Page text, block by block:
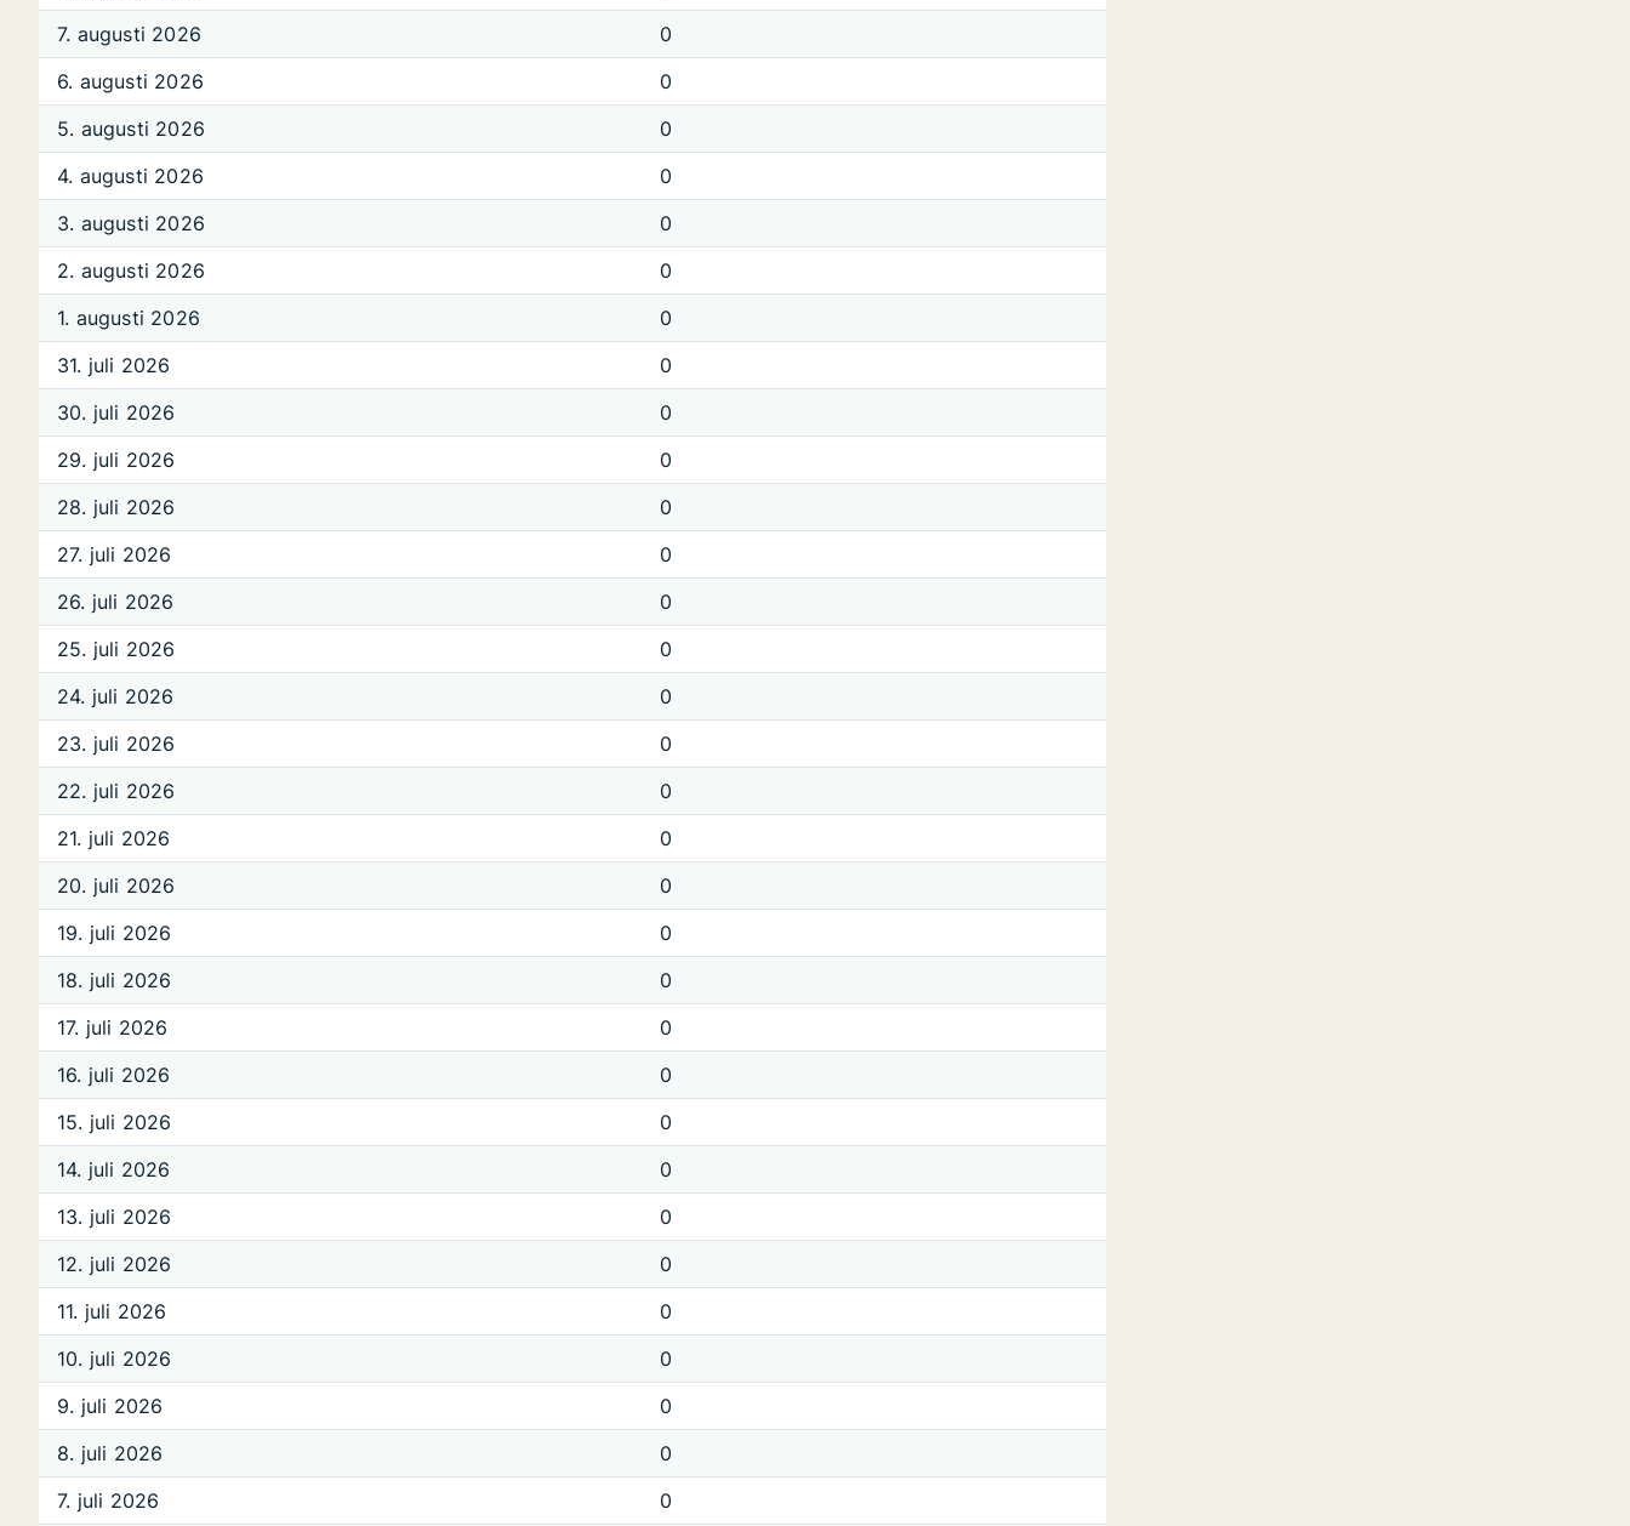
7. augusti 2026
0
6. augusti 2026
0
5. augusti 2026
0
4. augusti 2026
0
3. augusti 2026
0
2. augusti 2026
0
1. augusti 2026
0
31. juli 2026
0
30. juli 2026
0
29. juli 2026
0
28. juli 2026
0
27. juli 2026
0
26. juli 2026
0
25. juli 2026
0
24. juli 2026
0
23. juli 2026
0
22. juli 2026
0
21. juli 2026
0
20. juli 2026
0
19. juli 2026
0
18. juli 2026
0
17. juli 2026
0
16. juli 2026
0
15. juli 2026
0
14. juli 2026
0
13. juli 2026
0
12. juli 2026
0
11. juli 2026
0
10. juli 2026
0
9. juli 2026
0
8. juli 2026
0
7. juli 2026
0